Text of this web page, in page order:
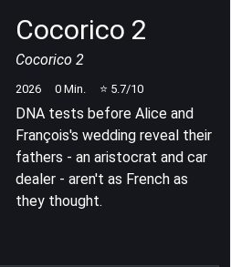
Cocorico 2
Cocorico 2
2026 0 Min. ⭐ 5.7/10
DNA tests before Alice and
François's wedding reveal their
fathers - an aristocrat and car
dealer - aren't as French as
they thought.